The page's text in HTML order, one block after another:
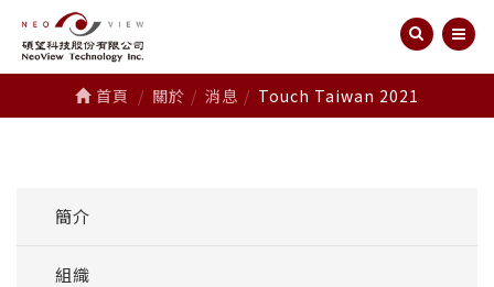
首頁 關於 消息 Touch Taiwan 2021
簡介
組織